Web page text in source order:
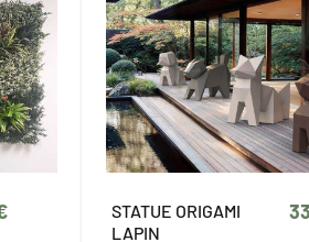
STATUE ORIGAMI
LAPIN